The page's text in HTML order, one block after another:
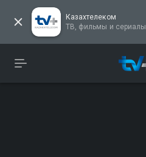
Казахтелеком
ТВ, фильмы и сериалы